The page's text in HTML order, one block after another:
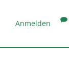
Anmelden